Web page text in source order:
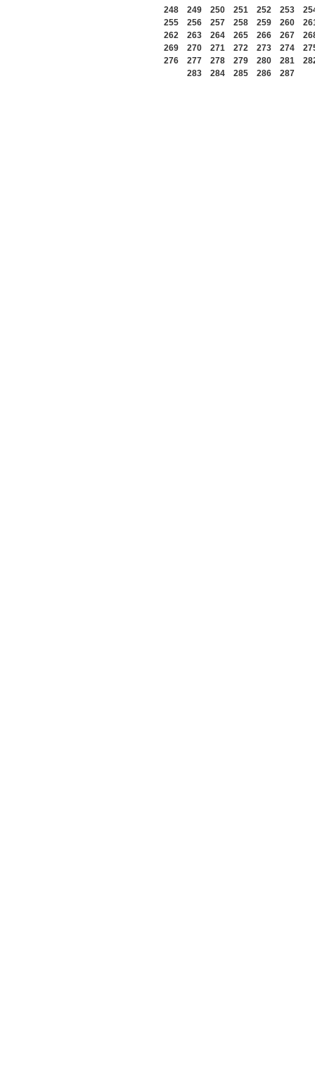
248
249 250 251 252 253
255
256 257 258 259 260
262
263 264 265 266 267
269
270 271 272 273 274
276
277 278 279 280 281
283
284 285 286 287